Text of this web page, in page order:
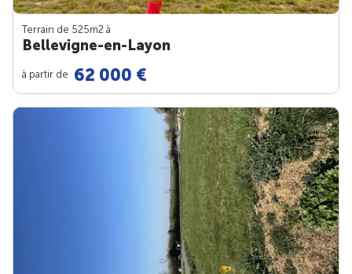
Terrain de 525m2 à
Bellevigne-en-Layon
à partir de 62 000 €